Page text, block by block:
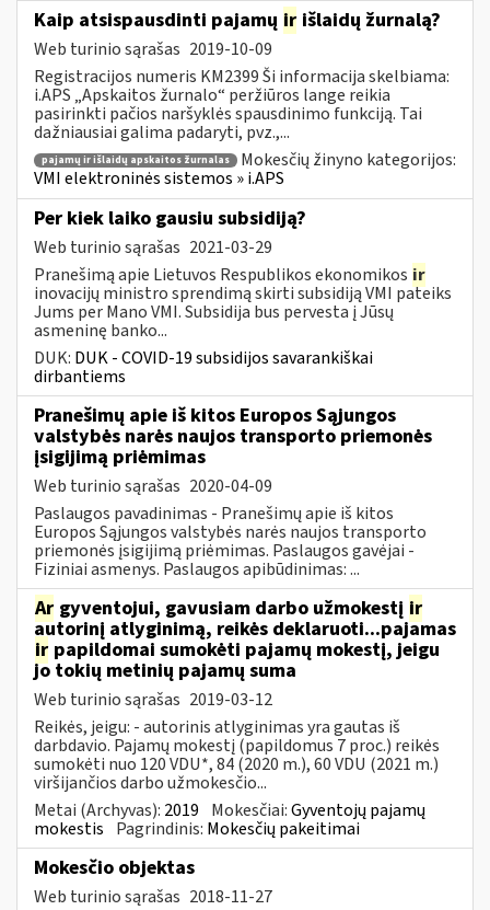
Kaip atsispausdinti pajamų ir išlaidų žurnalą?
Web turinio sąrašas 2019-10-09
Registracijos numeris KM2399 Ši informacija skelbiama:
i.APS „Apskaitos žurnalo“ peržiūros lange reikia
pasirinkti pačios naršyklės spausdinimo funkciją. Tai
dažniausiai galima padaryti, pvz.,...
pajamų ir išlaidų apskaitos žurnalas
Mokesčių žinyno kategorijos:
VMI elektroninės sistemos » i.APS
Per kiek laiko gausiu subsidiją?
Web turinio sąrašas 2021-03-29
Pranešimą apie Lietuvos Respublikos ekonomikos ir
inovacijų ministro sprendimą skirti subsidiją VMI pateiks
Jums per Mano VMI. Subsidija bus pervesta į Jūsų
asmeninę banko...
DUK: DUK - COVID-19 subsidijos savarankiškai
dirbantiems
Pranešimų apie iš kitos Europos Sąjungos
valstybės narės naujos transporto priemonės
įsigijimą priėmimas
Web turinio sąrašas 2020-04-09
Paslaugos pavadinimas - Pranešimų apie iš kitos
Europos Sąjungos valstybės narės naujos transporto
priemonės įsigijimą priėmimas. Paslaugos gavėjai -
Fiziniai asmenys. Paslaugos apibūdinimas: ...
Ar gyventojui, gavusiam darbo užmokestį ir
autorinį atlyginimą, reikės deklaruoti...pajamas
ir papildomai sumokėti pajamų mokestį, jeigu
jo tokių metinių pajamų suma
Web turinio sąrašas 2019-03-12
Reikės, jeigu: - autorinis atlyginimas yra gautas iš
darbdavio. Pajamų mokestį (papildomus 7 proc.) reikės
sumokėti nuo 120 VDU*, 84 (2020 m.), 60 VDU (2021 m.)
viršijančios darbo užmokesčio...
Metai (Archyvas): 2019 Mokesčiai:Gyventojų pajamų
mokestis Pagrindinis: Mokesčių pakeitimai
Mokesčio objektas
Web turinio sąrašas 2018-11-27